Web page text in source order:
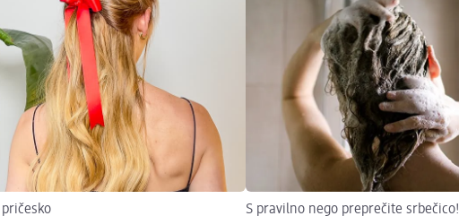
S pravilno nego preprečite srbečico!